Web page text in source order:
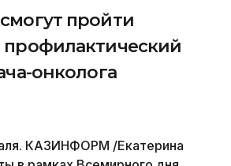
пройти
онколога
КАЗИНФОРМ /Екатерина